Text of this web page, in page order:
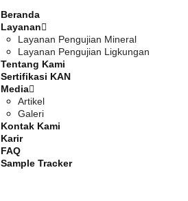
Beranda
Layanan
Layanan Pengujian Mineral
Layanan Pengujian Ligkungan
Tentang Kami
Sertifikasi KAN
Media
Artikel
Galeri
Kontak Kami
Karir
FAQ
Sample Tracker